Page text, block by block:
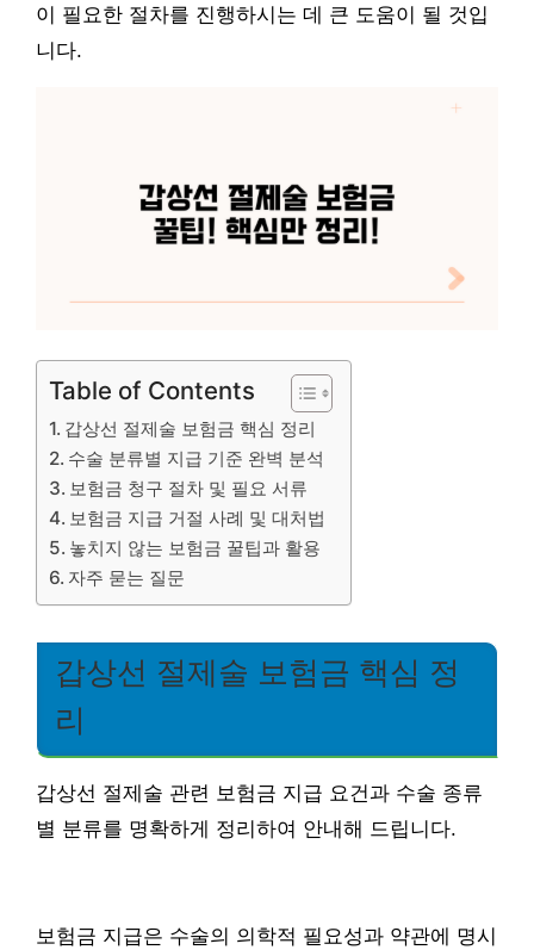
이 필요한 절차를 진행하시는 데 큰 도움이 될 것입
니다.
Table of Contents
갑상선 절제술 보험금 핵심 정리
수술 분류별 지급 기준 완벽 분석
보험금 청구 절차 및 필요 서류
보험금 지급 거절 사례 및 대처법
놓치지 않는 보험금 꿀팁과 활용
자주 묻는 질문
갑상선 절제술 보험금 핵심 정
리
갑상선 절제술 관련 보험금 지급 요건과 수술 종류
별 분류를 명확하게 정리하여 안내해 드립니다.
보험금 지급은 수술의 의학적 필요성과 약관에 명시